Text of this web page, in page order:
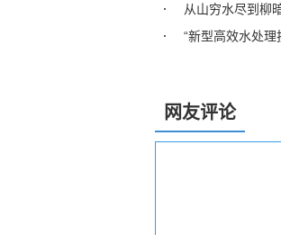
从山穷水尽到柳
“新型高效水处理
网友评论